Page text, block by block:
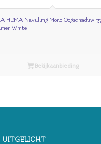
HEMA Navulling Mono Oogschaduw 55
White
Bekijk aanbieding
UITGELICHT